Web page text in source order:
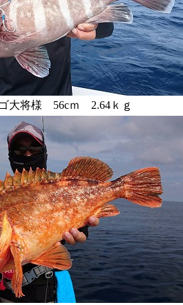
大将様 56cｍ 2.64ｋｇ